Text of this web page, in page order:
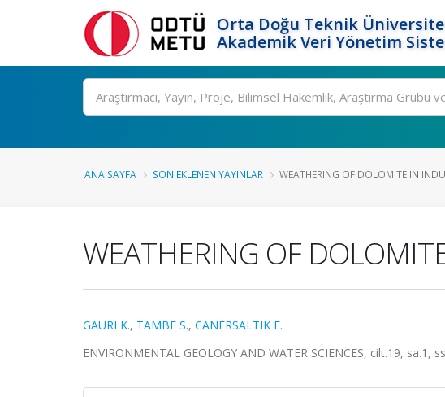
Orta Doğu Teknik
Akademik Veri Yönetim
Ara
ANA SAYFA SON EKLENEN YAYINLAR WEATHERING OF DOLOMITE IN
WEATHERING OF
GAURI K., TAMBE S., CANERSALTIK E.
ENVIRONMENTAL GEOLOGY AND WATER SCIENCES, cilt.19, sa.1,